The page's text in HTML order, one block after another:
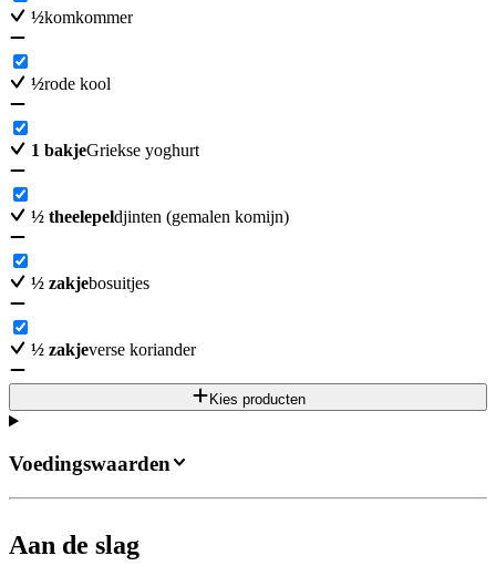
½komkommer
½rode kool
1 bakjeGriekse yoghurt
½ theelepeldjinten (gemalen komijn)
½ zakjebosuitjes
½ zakjeverse koriander
Kies producten
Aan de slag
Voedingswaarden